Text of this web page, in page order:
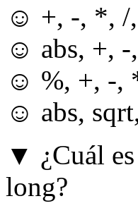
☺ +, -, *, /,
☺ abs, +, -
☺ %, +, -,
☺ abs,
▼ ¿Cuál
long?